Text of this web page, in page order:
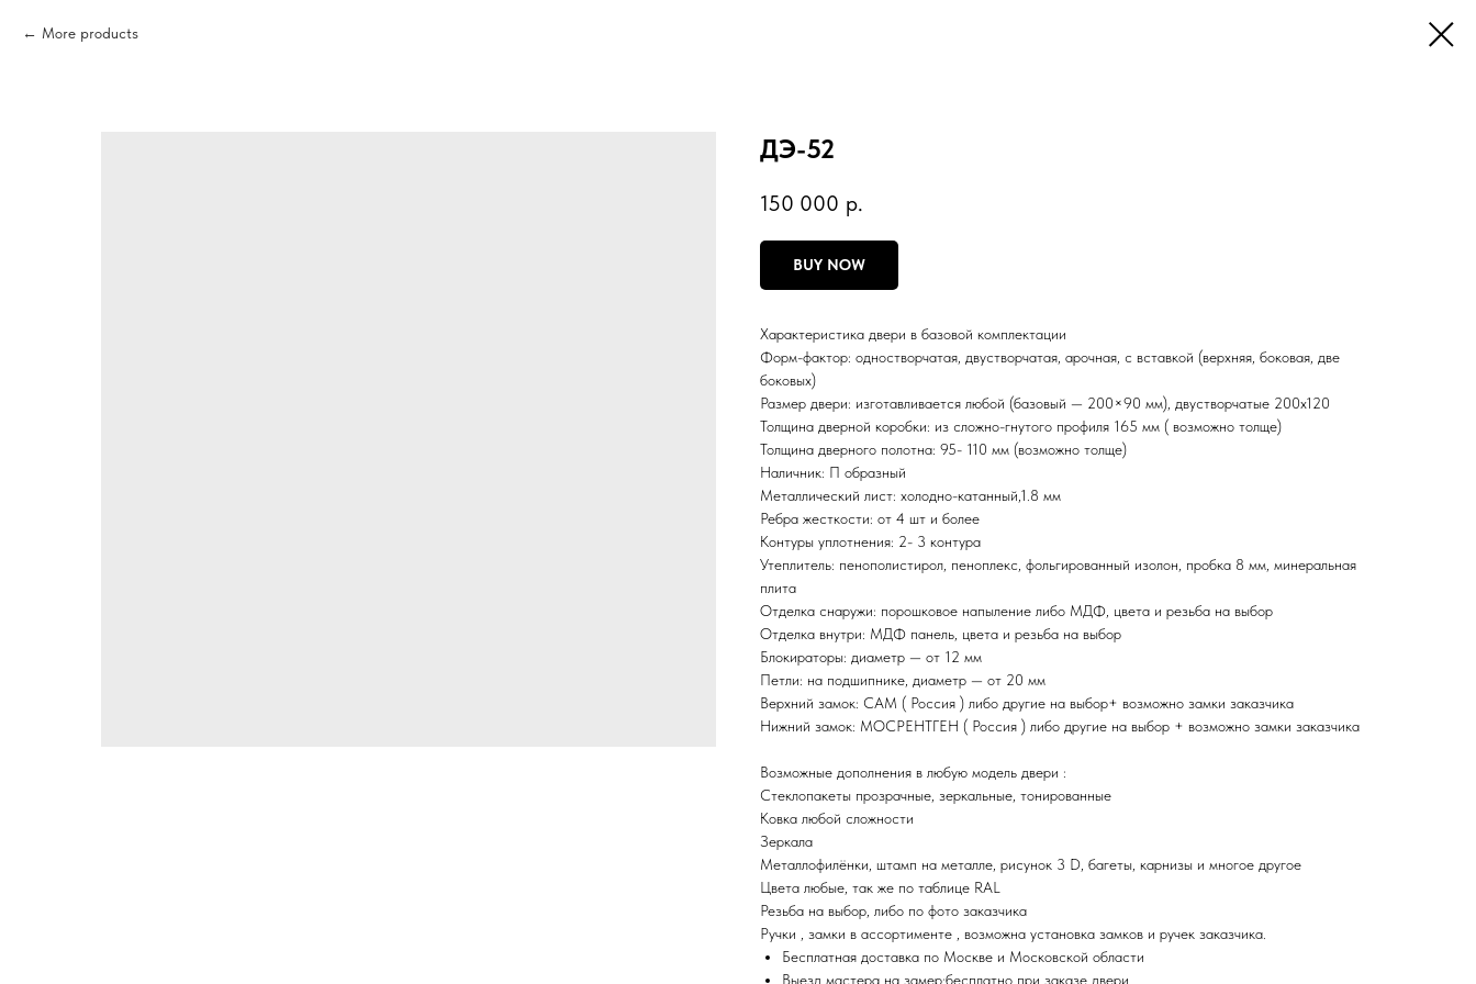
More products
ДЭ-52
150 000 р.
BUY NOW
Характеристика двери в базовой комплектации
Форм-фактор: одностворчатая, двустворчатая, арочная, с вставкой (верхняя, боковая, две
боковых)
Размер двери: изготавливается любой (базовый — 200×90 мм), двустворчатые 200х120
Толщина дверной коробки: из сложно-гнутого профиля 165 мм ( возможно толще)
Толщина дверного полотна: 95- 110 мм (возможно толще)
Наличник: П образный
Металлический лист: холодно-катанный,1.8 мм
Ребра жесткости: от 4 шт и более
Контуры уплотнения: 2- 3 контура
Утеплитель: пенополистирол, пеноплекс, фольгированный изолон, пробка 8 мм, минеральная
плита
Отделка снаружи: порошковое напыление либо МДФ, цвета и резьба на выбор
Отделка внутри: МДФ панель, цвета и резьба на выбор
Блокираторы: диаметр — от 12 мм
Петли: на подшипнике, диаметр — от 20 мм
Верхний замок: САМ ( Россия ) либо другие на выбор+ возможно замки заказчика
Нижний замок: МОСРЕНТГЕН ( Россия ) либо другие на выбор + возможно замки заказчика
Возможные дополнения в любую модель двери :
Стеклопакеты прозрачные, зеркальные, тонированные
Ковка любой сложности
Зеркала
Металлофилёнки, штамп на металле, рисунок 3 D, багеты, карнизы и многое другое
Цвета любые, так же по таблице RAL
Резьба на выбор, либо по фото заказчика
Ручки , замки в ассортименте , возможна установка замков и ручек заказчика.
Бесплатная доставка по Москве и Московской области
Выезд мастера на замер:бесплатно при заказе двери